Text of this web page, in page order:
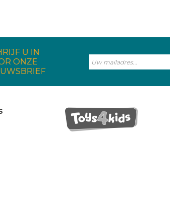
U IN
ONZE